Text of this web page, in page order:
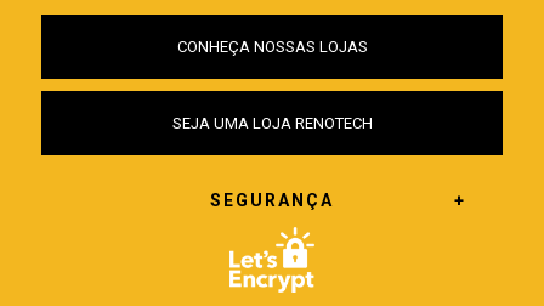
CONHEÇA NOSSAS LOJAS
SEJA UMA LOJA RENOTECH
SEGURANÇA